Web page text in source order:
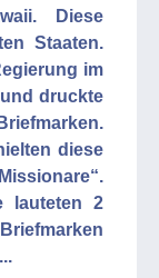
Diese
Staaten.
im
druckte
diese
lauteten 2